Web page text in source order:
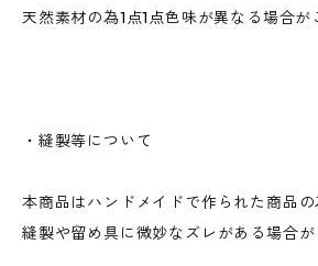
天然素材の為1点1点色味が異なる場合が
・縫製等について
本商品はハンドメイドで作られた商品の
縫製や留め具に微妙なズレがある場合が